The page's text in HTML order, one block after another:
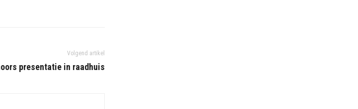
Volgend artikel
presentatie in raadhuis